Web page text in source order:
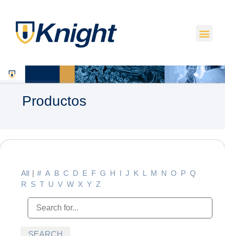
Productos
All | # A B C D E F G H I J K L M N O P Q
R S T U V W X Y Z